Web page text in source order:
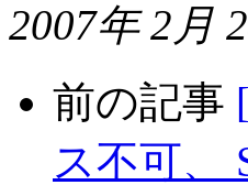
2007年 2月
前の記事
ス不可、